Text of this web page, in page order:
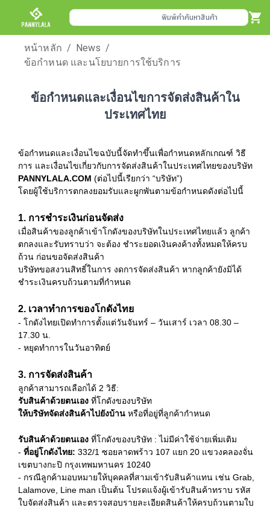
พิมพ์คำค้นหาสินค้า
หน้าหลัก / News /
ข้อกำหนด และนโยบายการใช้บริการ
ข้อกำหนดและเงื่อนไขการจัดส่งสินค้าใน
ประเทศไทย
ข้อกำหนดและเงื่อนไขฉบับนี้จัดทำขึ้นเพื่อกำหนดหลักเกณฑ์ วิธี
การ และเงื่อนไขเกี่ยวกับการจัดส่งสินค้าในประเทศไทยของบริษัท
PANNYLALA.COM (ต่อไปนี้เรียกว่า “บริษัท”)
โดยผู้ใช้บริการตกลงยอมรับและผูกพันตามข้อกำหนดดังต่อไปนี้
1. การชำระเงินก่อนจัดส่ง
เมื่อสินค้าของลูกค้าเข้าโกดังของบริษัทในประเทศไทยแล้ว ลูกค้า
ตกลงและรับทราบว่า จะต้อง ชำระยอดเงินคงค้างทั้งหมดให้ครบ
ถ้วน ก่อนขอจัดส่งสินค้า
บริษัทขอสงวนสิทธิ์ในการ งดการจัดส่งสินค้า หากลูกค้ายังมิได้
ชำระเงินครบถ้วนตามที่กำหนด
2. เวลาทำการของโกดังไทย
- โกดังไทยเปิดทำการตั้งแต่วันจันทร์ – วันเสาร์ เวลา 08.30 –
17.30 น.
- หยุดทำการในวันอาทิตย์
3. การจัดส่งสินค้า
ลูกค้าสามารถเลือกได้ 2 วิธี:
รับสินค้าด้วยตนเอง ที่โกดังของบริษัท
ให้บริษัทจัดส่งสินค้าไปยังบ้าน หรือที่อยู่ที่ลูกค้ากำหนด
รับสินค้าด้วยตนเอง ที่โกดังของบริษัท :ไม่มีค่าใช้จ่ายเพิ่มเติม
- ที่อยู่โกดังไทย: 332/1 ซอยลาดพร้าว 107 แยก 20 แขวงคลองจั่น
เขตบางกะปิ กรุงเทพมหานคร 10240
- กรณีลูกค้ามอบหมายให้บุคคลที่สามเข้ารับสินค้าแทน เช่น Grab,
Lalamove, Line man เป็นต้น โปรดแจ้งผู้เข้ารับสินค้าทราบ รหัส
ใบจัดส่งสินค้า และตรวจสอบรายละเอียดสินค้าให้ครบถ้วนตามใบ